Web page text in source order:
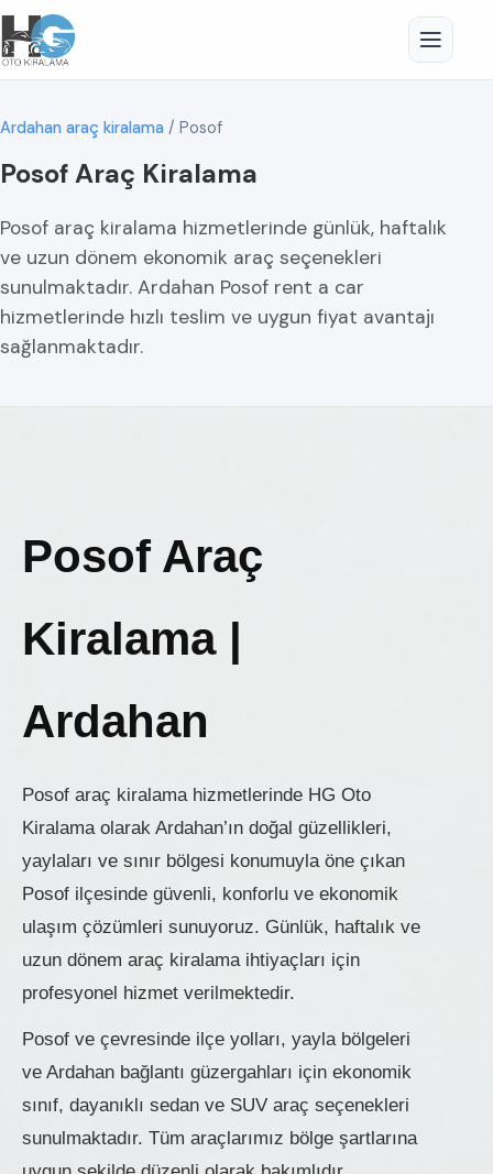
Ardahan araç kiralama / Posof
Posof Araç Kiralama
Posof araç kiralama hizmetlerinde günlük, haftalık
ve uzun dönem ekonomik araç seçenekleri
sunulmaktadır. Ardahan Posof rent a car
hizmetlerinde hızlı teslim ve uygun fiyat avantajı
sağlanmaktadır.
Posof Araç
Kiralama |
Ardahan
Posof araç kiralama hizmetlerinde HG Oto
Kiralama olarak Ardahan’ın doğal güzellikleri,
yaylaları ve sınır bölgesi konumuyla öne çıkan
Posof ilçesinde güvenli, konforlu ve ekonomik
ulaşım çözümleri sunuyoruz. Günlük, haftalık ve
uzun dönem araç kiralama ihtiyaçları için
profesyonel hizmet verilmektedir.
Posof ve çevresinde ilçe yolları, yayla bölgeleri
ve Ardahan bağlantı güzergahları için ekonomik
sınıf, dayanıklı sedan ve SUV araç seçenekleri
sunulmaktadır. Tüm araçlarımız bölge şartlarına